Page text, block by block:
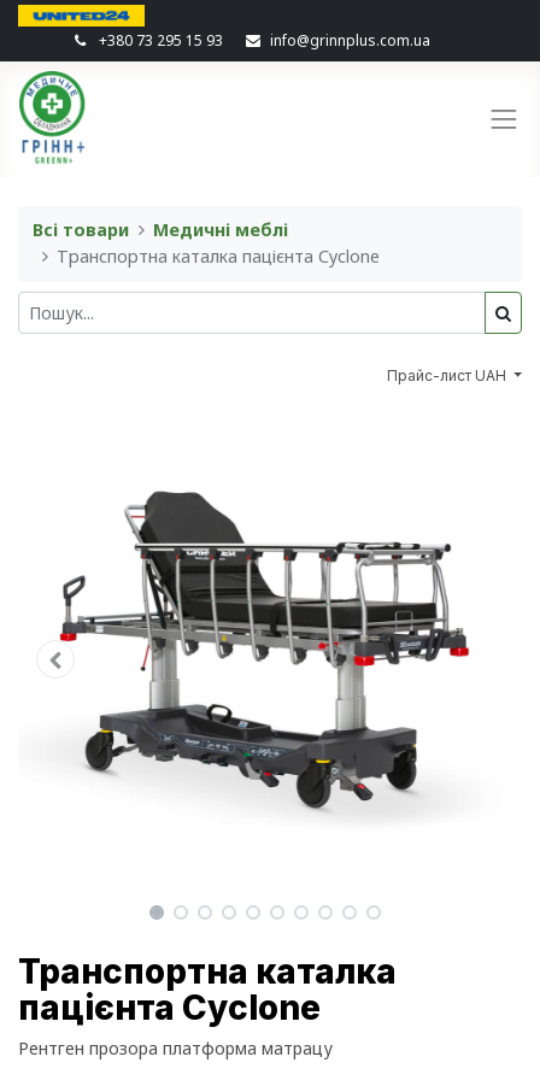
+380 73 295 15 93 info@grinnplus.com.ua
Всі товари
Медичні меблі
Транспортна каталка пацієнта Cyclone
Прайс-лист UAH
Транспортна каталка
пацієнта Cyclone
Рентген прозора платформа матрацу